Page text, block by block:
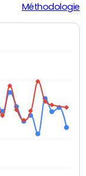
Méthodologie